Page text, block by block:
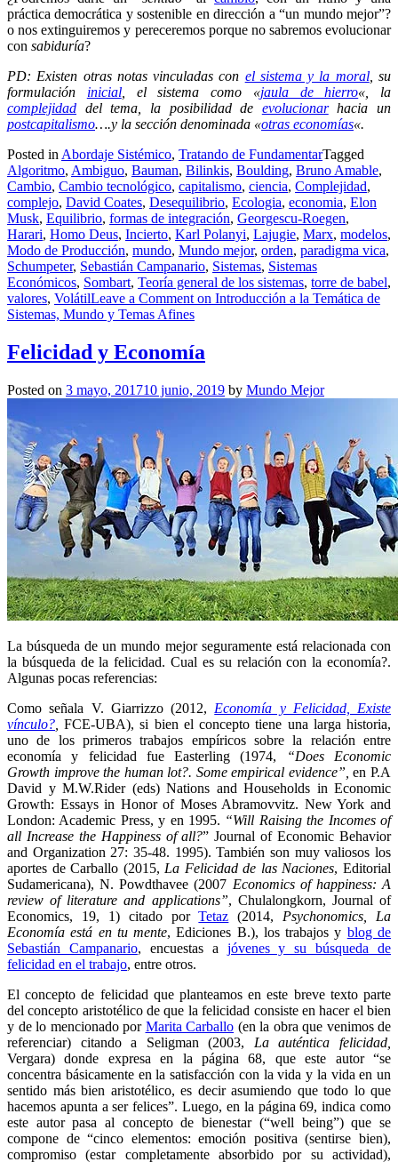
práctica democrática y sostenible en dirección a “un mundo mejor”?
o nos extinguiremos y pereceremos porque no sabremos evolucionar
con sabiduría?
PD: Existen otras notas vinculadas con el sistema y la moral, su
formulación inicial, el sistema como «jaula de hierro«, la
complejidad del tema, la posibilidad de evolucionarhacia un
postcapitalismo….y la sección denominada «otras economías«.
Posted in Abordaje Sistémico, Tratando de FundamentarTagged
Algoritmo, Ambiguo, Bauman, Bilinkis, Boulding, Bruno Amable,
Cambio, Cambio tecnológico, capitalismo, ciencia, Complejidad,
complejo, David Coates, Desequilibrio, Ecologia, economia, Elon
Musk, Equilibrio, formas de integración, Georgescu-Roegen,
Harari, Homo Deus, Incierto, Karl Polanyi, Lajugie, Marx, modelos,
Modo de Producción, mundo, Mundo mejor, orden, paradigma vica,
Schumpeter, Sebastián Campanario, Sistemas, Sistemas
Económicos, Sombart, Teoría general de los sistemas, torre de babel,
valores, VolátilLeave a Comment on Introducción a la Temática de
Sistemas, Mundo y Temas Afines
Felicidad y Economía
Posted on 3 mayo, 201710 junio, 2019 by Mundo Mejor
La búsqueda de un mundo mejor seguramente está relacionada con
la búsqueda de la felicidad. Cual es su relación con la economía?.
Algunas pocas referencias:
Como señala V. Giarrizzo (2012, Economía y Felicidad, Existe
vínculo? FCE-UBA), si bien el concepto tiene una larga historia,
uno de los primeros trabajos empíricos sobre la relación entre
economía y felicidad fue Easterling (1974,
“Does Economic
Growth improve the human lot?. Some empirical evidence”, en P.A
David y M.W.Rider (eds) Nations and Households in Economic
Growth: Essays in Honor of Moses Abramovvitz. New York and
London: Academic Press, y en 1995. “Will Raising the Incomes of
all Increase the Happiness of all?” Journal of Economic Behavior
and Organization 27: 35-48. 1995). También son muy valiosos los
aportes de Carballo (2015, La Felicidad de las Naciones, Editorial
Sudamericana), N. Powdthavee (2007 Economics of happiness: A
review of literature and applications”, Chulalongkorn, Journal of
Economics, 19, 1) citado porTetaz (2014, Psychonomics, La
Economía está en tu mente, Ediciones B.), los trabajos y blog de
Sebastián Campanario, encuestas a jóvenes y su búsqueda de
felicidad en el trabajo, entre otros.
El concepto de felicidad que planteamos en este breve texto parte
del concepto aristotélico de que la felicidad consiste en hacer el bien
y de lo mencionado por Marita Carballo (en la obra que venimos de
referenciar) citando a Seligman (2003, La auténtica felicidad,
Vergara) donde expresa en la página 68, que este autor “se
concentra básicamente en la satisfacción con la vida y la vida en un
sentido más bien aristotélico, es decir asumiendo que todo lo que
hacemos apunta a ser felices”. Luego, en la página 69, indica como
este autor pasa al concepto de bienestar (“well being”) que se
compone de “cinco elementos: emoción positiva (sentirse bien),
compromiso (estar completamente absorbido por su actividad),